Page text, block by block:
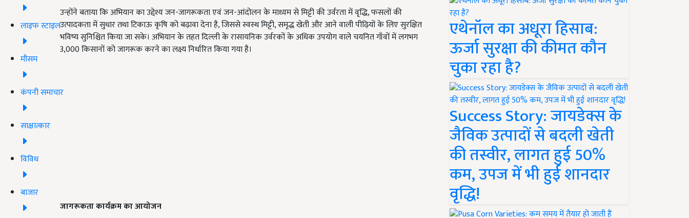
लाइफ स्टाइल
मौसम
कंपनी समाचार
साक्षात्कार
विविध
बाजार
उन्होंने बताया कि अभियान का उद्देश्य जन-जागरूकता एवं जन-आंदोलन के माध्यम से मिट्टी की उर्वरता में वृद्धि, फसलों की
उत्पादकता में सुधार तथा टिकाऊ कृषि को बढ़ावा देना है, जिससे स्वस्थ मिट्टी, समृद्ध खेती और आने वाली पीढ़ियों के लिए सुरक्षित
भविष्य सुनिश्चित किया जा सके। अभियान के तहत दिल्ली के रासायनिक उर्वरकों के अधिक उपयोग वाले चयनित गाँवों में लगभग
3,000 किसानों को जागरूक करने का लक्ष्य निर्धारित किया गया है।
जागरूकता कार्यक्रम का आयोजन
एथेनॉल का अधूरा हिसाब:
ऊर्जा सुरक्षा की कीमत कौन
चुका रहा है?
Success Story: जायडेक्स के
जैविक उत्पादों से बदली खेती
की तस्वीर, लागत हुई 50%
कम, उपज में भी हुई शानदार
वृद्धि!